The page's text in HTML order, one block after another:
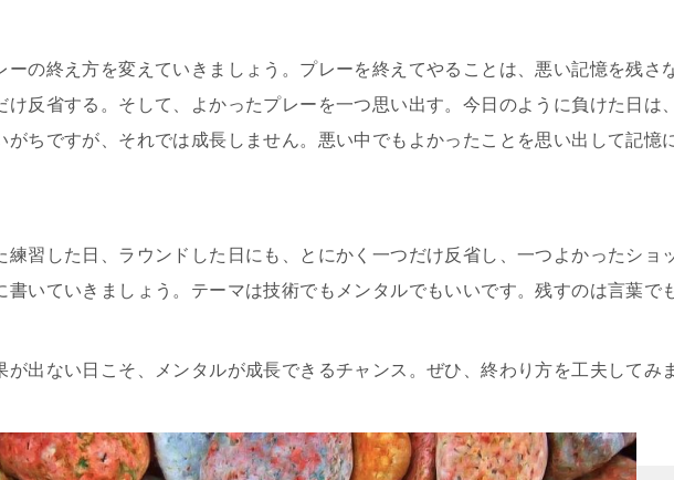
ーの終え方を変えていきましょう。プレーを終えてやることは、悪い記憶を残さ
け反省する。そして、よかったプレーを一つ思い出す。今日のように負けた日は
がちですが、それでは成長しません。悪い中でもよかったことを思い出して記憶
練習した日、ラウンドした日にも、とにかく一つだけ反省し、一つよかったショ
書いていきましょう。テーマは技術でもメンタルでもいいです。残すのは言葉で
が出ない日こそ、メンタルが成長できるチャンス。ぜひ、終わり方を工夫してみ